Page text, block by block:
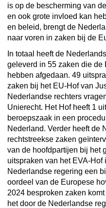
is op de bescherming van
en ook grote invloed kan
en beleid, brengt de
naar voren in zaken bij de
In totaal heeft de
geleverd in 55 zaken die de
hebben afgedaan. 49
zaken bij het EU-Hof van
Nederlandse rechters
Unierecht. Het Hof heeft 1
beroepszaak in een
Nederland. Verder heeft de
rechtstreekse zaken
van de hoofdpartijen bij het
uitspraken van het EVA-
Nederlandse regering een
oordeel van de Europese
2024 besproken zaken
het door de Nederlandse